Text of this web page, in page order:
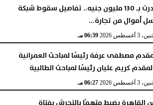
قدرت بـ 130 مليون جنيه.. تفاصيل سقوط شبكة
أموال من تجارة...
3 أغسطس 2026 06:39 مـ
مصطفى عرفة رئيسًا لمباحث العمرانية
كريم عليان رئيسًا لمباحث الطالبية
3 أغسطس 2026 06:27 مـ